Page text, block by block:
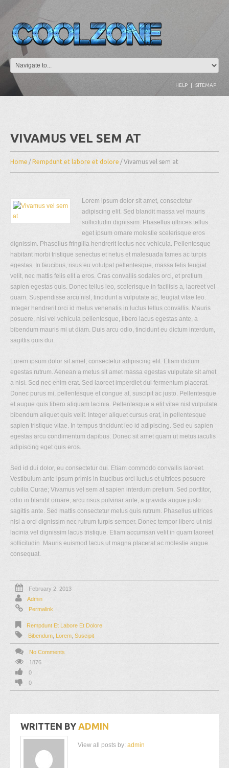
HELP | SITEMAP
VIVAMUS VEL SEM AT
Home /Rempdunt et labore et dolore /Vivamus vel sem at
Lorem ipsum dolor sit amet, consectetur
adipiscing elit. Sed blandit massa vel mauris
sollicitudin dignissim. Phasellus ultrices tellus
eget ipsum ornare molestie scelerisque eros
dignissim. Phasellus fringilla hendrerit lectus nec vehicula. Pellentesque
habitant morbi tristique senectus et netus et malesuada fames ac turpis
egestas. In faucibus, risus eu volutpat pellentesque, massa felis feugiat
velit, nec mattis felis elit a eros. Cras convallis sodales orci, et pretium
sapien egestas quis. Donec tellus leo, scelerisque in facilisis a, laoreet vel
quam. Suspendisse arcu nisl, tincidunt a vulputate ac, feugiat vitae leo.
Integer hendrerit orci id metus venenatis in luctus tellus convallis. Mauris
posuere, nisi vel vehicula pellentesque, libero lacus egestas ante, a
bibendum mauris mi ut diam. Duis arcu odio, tincidunt eu dictum interdum,
sagittis quis dui.
Lorem ipsum dolor sit amet, consectetur adipiscing elit. Etiam dictum
egestas rutrum. Aenean a metus sit amet massa egestas vulputate sit amet
a nisi. Sed nec enim erat. Sed laoreet imperdiet dui fermentum placerat.
Donec purus mi, pellentesque et congue at, suscipit ac justo. Pellentesque
et augue quis libero aliquam lacinia. Pellentesque a elit vitae nisl vulputate
bibendum aliquet quis velit. Integer aliquet cursus erat, in pellentesque
sapien tristique vitae. In tempus tincidunt leo id adipiscing. Sed eu sapien
egestas arcu condimentum dapibus. Donec sit amet quam ut metus iaculis
adipiscing eget quis eros.
Sed id dui dolor, eu consectetur dui. Etiam commodo convallis laoreet.
Vestibulum ante ipsum primis in faucibus orci luctus et ultrices posuere
cubilia Curae; Vivamus vel sem at sapien interdum pretium. Sed porttitor,
odio in blandit ornare, arcu risus pulvinar ante, a gravida augue justo
sagittis ante. Sed mattis consectetur metus quis rutrum. Phasellus ultrices
nisi a orci dignissim nec rutrum turpis semper. Donec tempor libero ut nisl
lacinia vel dignissim lacus tristique. Etiam accumsan velit in quam laoreet
sollicitudin. Mauris euismod lacus ut magna placerat ac molestie augue
consequat.
February 2, 2013
Admin
Permalink
Rempdunt Et Labore Et Dolore
Bibendum Lorem Suscipit
No Comments
1876
0
0
WRITTEN BY ADMIN
View all posts by: admin